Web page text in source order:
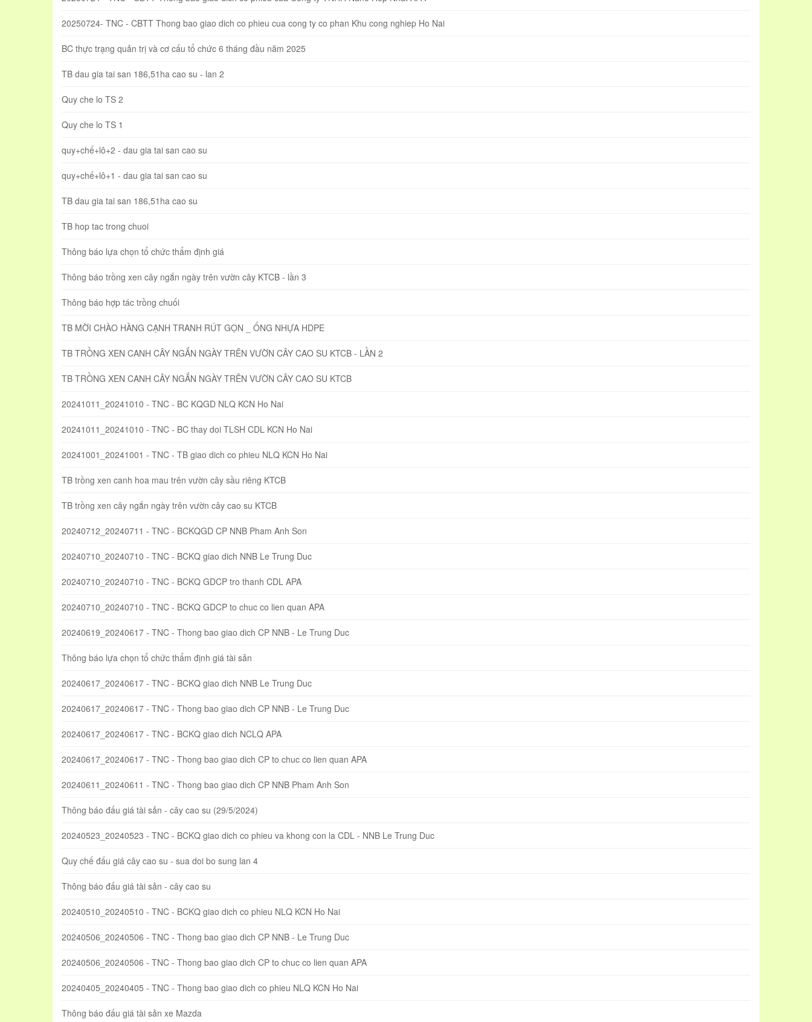
20250724- TNC - CBTT Thong bao giao dich co phieu cua cong ty co phan Khu cong nghiep Ho Nai
BC thực trạng quản trị và cơ cấu tổ chức 6 tháng đầu năm 2025
TB dau gia tai san 186,51ha cao su - lan 2
Quy che lo TS 2
Quy che lo TS 1
quy+chế+lô+2 - dau gia tai san cao su
quy+chế+lô+1 - dau gia tai san cao su
TB dau gia tai san 186,51ha cao su
TB hop tac trong chuoi
Thông báo lựa chọn tổ chức thẩm định giá
Thông báo trồng xen cây ngắn ngày trên vườn cây KTCB - lần 3
Thông báo hợp tác trồng chuối
TB MỜI CHÀO HÀNG CẠNH TRANH RÚT GỌN _ ỐNG NHỰA HDPE
TB TRỒNG XEN CANH CÂY NGẮN NGÀY TRÊN VƯỜN CÂY CAO SU KTCB - LẦN 2
TB TRỒNG XEN CANH CÂY NGẮN NGÀY TRÊN VƯỜN CÂY CAO SU KTCB
20241011_20241010 - TNC - BC KQGD NLQ KCN Ho Nai
20241011_20241010 - TNC - BC thay doi TLSH CDL KCN Ho Nai
20241001_20241001 - TNC - TB giao dich co phieu NLQ KCN Ho Nai
TB trồng xen canh hoa mau trên vườn cây sầu riêng KTCB
TB trồng xen cây ngắn ngày trên vườn cây cao su KTCB
20240712_20240711 - TNC - BCKQGD CP NNB Pham Anh Son
20240710_20240710 - TNC - BCKQ giao dich NNB Le Trung Duc
20240710_20240710 - TNC - BCKQ GDCP tro thanh CDL APA
20240710_20240710 - TNC - BCKQ GDCP to chuc co lien quan APA
20240619_20240617 - TNC - Thong bao giao dich CP NNB - Le Trung Duc
Thông báo lựa chọn tổ chức thẩm định giá tài sản
20240617_20240617 - TNC - BCKQ giao dich NNB Le Trung Duc
20240617_20240617 - TNC - Thong bao giao dich CP NNB - Le Trung Duc
20240617_20240617 - TNC - BCKQ giao dich NCLQ APA
20240617_20240617 - TNC - Thong bao giao dich CP to chuc co lien quan APA
20240611_20240611 - TNC - Thong bao giao dich CP NNB Pham Anh Son
Thông báo đấu giá tài sản - cây cao su (29/5/2024)
20240523_20240523 - TNC - BCKQ giao dich co phieu va khong con la CDL - NNB Le Trung Duc
Quy chế đấu giá cây cao su - sua doi bo sung lan 4
Thông báo đấu giá tài sản - cây cao su
20240510_20240510 - TNC - BCKQ giao dich co phieu NLQ KCN Ho Nai
20240506_20240506 - TNC - Thong bao giao dich CP NNB - Le Trung Duc
20240506_20240506 - TNC - Thong bao giao dich CP to chuc co lien quan APA
20240405_20240405 - TNC - Thong bao giao dich co phieu NLQ KCN Ho Nai
Thông báo đấu giá tài sản xe Mazda